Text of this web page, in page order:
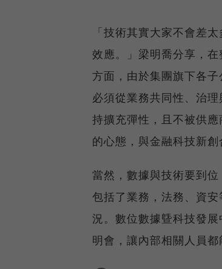
「技術其實大家不會差
效應。」梁明喬分享，
方面，由於集團旗下各
必須從業務共同性、治
持擴充彈性，且不被供
的心態，與金融科技新創
當然，數據與技術要到
包括了業務，法務、資
況。數位數據曁科技發
明會，讓內部相關人員都